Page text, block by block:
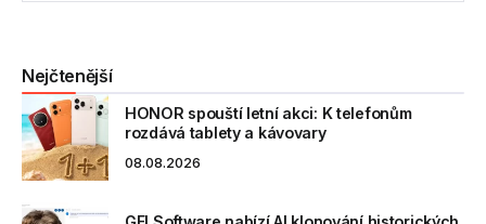
Nejčtenější
HONOR spouští letní akci: K telefonům
rozdává tablety a kávovary
08.08.2026